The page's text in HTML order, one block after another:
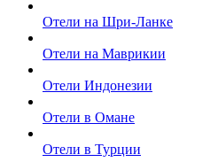
Отели на Шри-Ланке
Отели на Маврикии
Отели Индонезии
Отели в Омане
Отели в Турции